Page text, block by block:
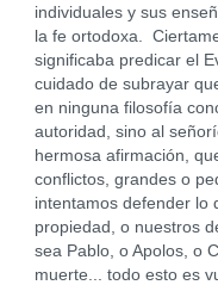
individuales y sus
la fe ortodoxa.
significaba predicar el
cuidado de subrayar
en ninguna filosofía
autoridad, sino al
hermosa afirmación,
conflictos, grandes o
intentamos defender lo
propiedad, o nuestros
sea Pablo, o Apolos, o
muerte... todo esto es